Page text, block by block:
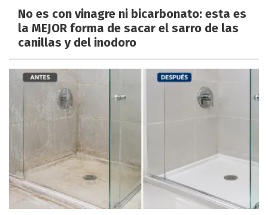
No es con vinagre ni bicarbonato: esta es
la MEJOR forma de sacar el sarro de las
canillas y del inodoro